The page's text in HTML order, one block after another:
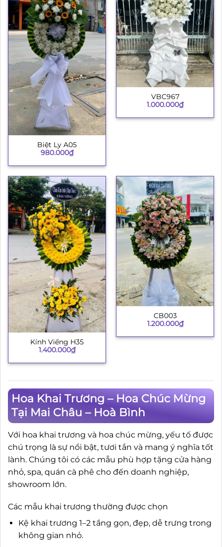
Biệt Ly A05
980.000₫
VBC967
1.000.000₫
Kính Viếng H35
1.400.000₫
CB003
1.200.000₫
Hoa Khai Trương – Hoa Chúc Mừng
Tại Mai Châu – Hoà Bình
Với hoa khai trương và hoa chúc mừng, yếu tố được
chú trọng là sự nổi bật, tươi tắn và mang ý nghĩa tốt
lành. Chúng tôi có các mẫu phù hợp tặng cửa hàng
nhỏ, spa, quán cà phê cho đến doanh nghiệp,
showroom lớn.
Các mẫu khai trương thường được chọn
Kệ khai trương 1–2 tầng gọn, đẹp, dễ trưng trong
không gian nhỏ.